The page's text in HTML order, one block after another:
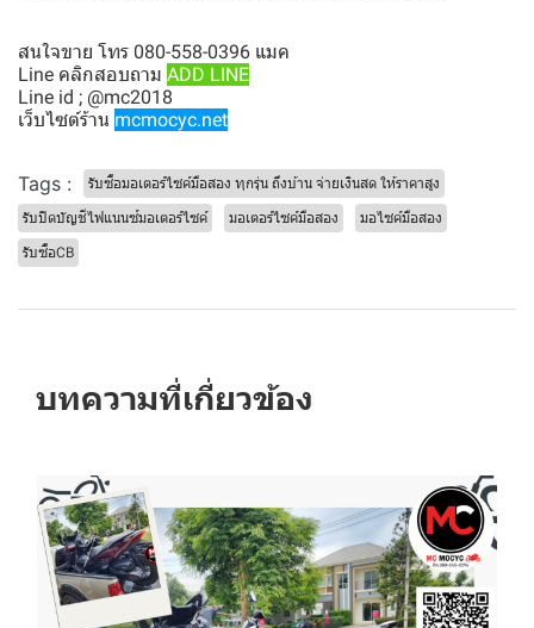
สนใจขาย โทร 080-558-0396 แมค
Line คลิกสอบถาม ADD LINE
Line id ; @mc2018
เว็บไซต์ร้าน mcmocyc.net
Tags : รับซื้อมอเตอร์ไซค์มือสอง ทุกรุ่น ถึงบ้าน จ่ายเงินสด ให้ราคาสูง
รับปิดบัญชีไฟแนนซ์มอเตอร์ไซค์ มอเตอร์ไซค์มือสอง มอไซค์มือสอง
รับซื้อCB
บทความที่เกี่ยวข้อง